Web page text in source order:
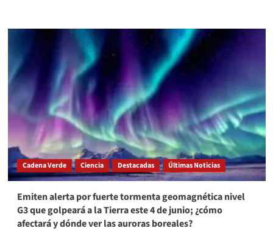
Alta
espacio:
Prada
y
Axiom
Space
diseñan
la
prenda
interior
inteligente
los
trajes
lunares
Cadena Verde Ciencia Destacadas Últimas Noticias
Emiten alerta por fuerte tormenta geomagnética nivel
G3 que golpeará a la Tierra este 4 de junio; ¿cómo
afectará y dónde ver las auroras boreales?